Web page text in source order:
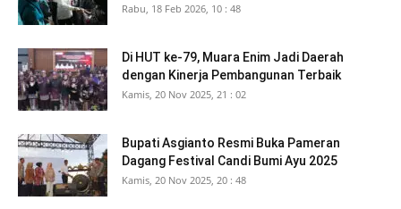
Rabu, 18 Feb 2026, 10 : 48
Di HUT ke-79, Muara Enim Jadi Daerah
dengan Kinerja Pembangunan Terbaik
Kamis, 20 Nov 2025, 21 : 02
Bupati Asgianto Resmi Buka Pameran
Dagang Festival Candi Bumi Ayu 2025
Kamis, 20 Nov 2025, 20 : 48